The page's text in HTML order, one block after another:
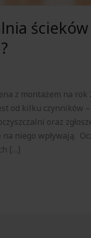
z montażem na
od kilku czynników
oraz
niego wpływają.
[…]